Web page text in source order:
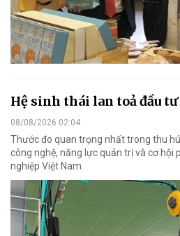
Hệ sinh thái lan toả đầu
08/08/2026 02:04
Thước đo quan trọng nhất trong thu
công nghệ, năng lực quản trị và cơ hội
nghiệp Việt Nam.